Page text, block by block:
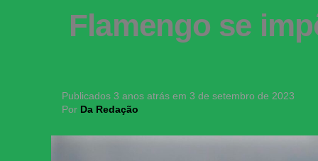
Flamengo se
Publicados 3 anos atrás em 3 de setembro de 2023
Por Da Redação